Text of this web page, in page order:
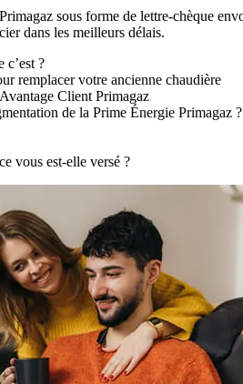
sous forme de lettre-chèque
dans les meilleurs délais.
c’est ?
remplacer votre ancienne chaudière
Client Primagaz
de la Prime Énergie Primagaz ?
vous est-elle versé ?